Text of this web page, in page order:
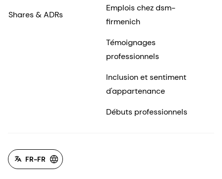
Shares & ADRs
Emplois chez dsm-
firmenich
Témoignages
professionnels
Inclusion et sentiment
d'appartenance
Débuts professionnels
FR-FR